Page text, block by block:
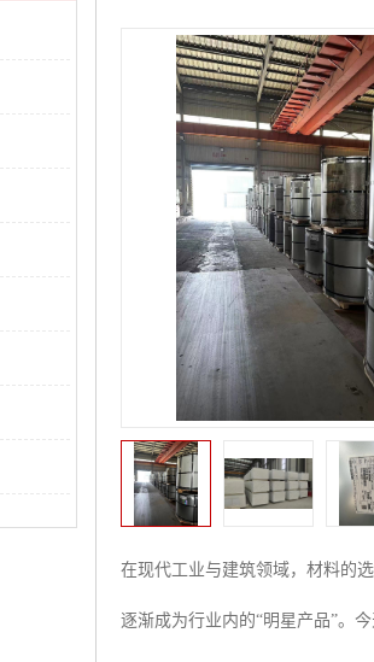
在现代工业与建筑领域，材料的
逐渐成为行业内的“明星产品”。